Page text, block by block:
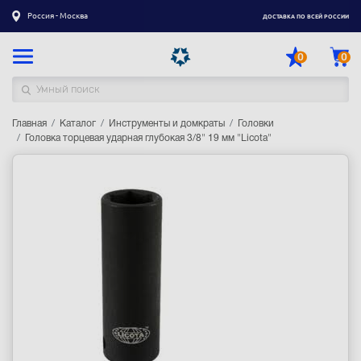
Россия - Москва ДОСТАВКА ПО ВСЕЙ РОССИИ
0 0
Каталог товаров
Оптовым и корпоративным клиентам
Главная Каталог Инструменты и домкраты
Головки
Головка торцевая ударная глубокая 3/8" 19 мм "Licota"